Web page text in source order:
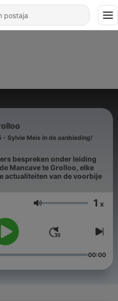
- Sylvie Meis in de aanbieding!
bespreken onder leiding
Mancave te Grolloo, elke
actualiteiten van de voorbije
Glasnoća 1 x
00:00